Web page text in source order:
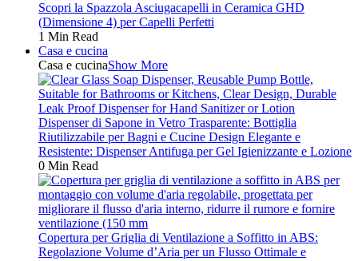
Scopri la Spazzola Asciugacapelli in Ceramica GHD
(Dimensione 4) per Capelli Perfetti
1 Min Read
Casa e cucina
Casa e cucinaShow More
Dispenser di Sapone in Vetro Trasparente: Bottiglia
Riutilizzabile per Bagni e Cucine Design Elegante e
Resistente: Dispenser Antifuga per Gel Igienizzante e Lozione
0 Min Read
Copertura per Griglia di Ventilazione a Soffitto in ABS:
Regolazione Volume d’Aria per un Flusso Ottimale e